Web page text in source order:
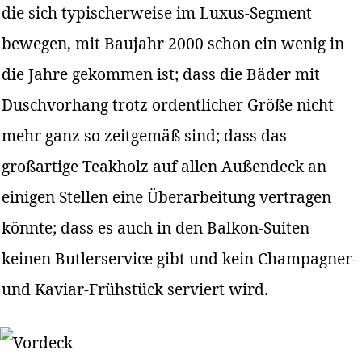
die sich typischerweise im Luxus-Segment
bewegen, mit Baujahr 2000 schon ein wenig in
die Jahre gekommen ist; dass die Bäder mit
Duschvorhang trotz ordentlicher Größe nicht
mehr ganz so zeitgemäß sind; dass das
großartige Teakholz auf allen Außendeck an
einigen Stellen eine Überarbeitung vertragen
könnte; dass es auch in den Balkon-Suiten
keinen Butlerservice gibt und kein Champagner-
und Kaviar-Frühstück serviert wird.